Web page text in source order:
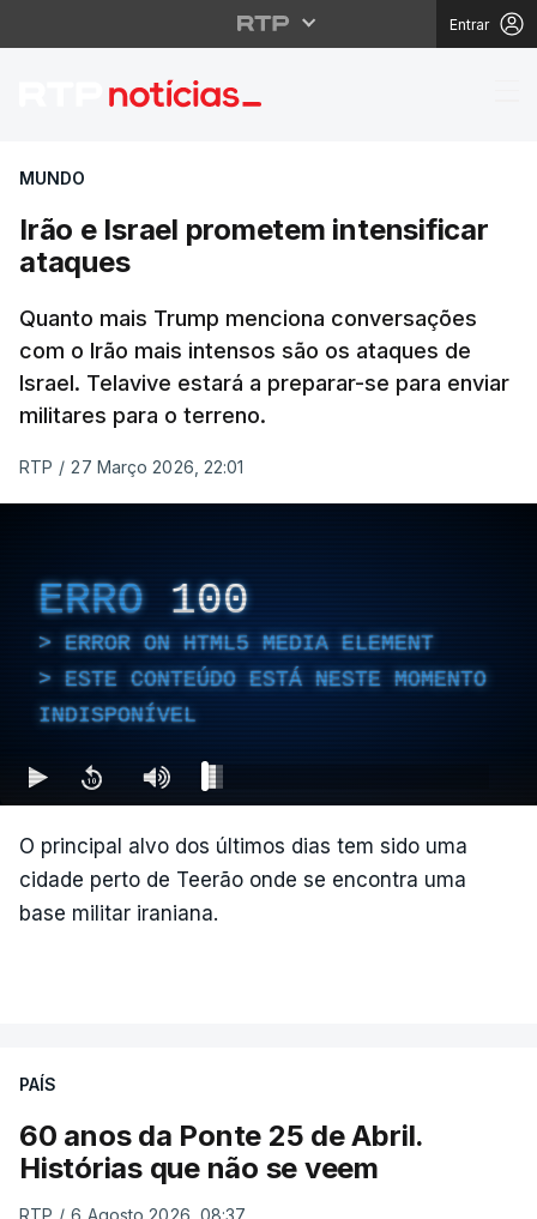
Entrar
Irão e Israel
MUNDO
Irão e Israel prometem intensificar
ataques
Quanto mais Trump menciona conversações
com o Irão mais intensos são os ataques de
Israel. Telavive estará a preparar-se para enviar
militares para o terreno.
RTP / 27 Março 2026, 22:01
ERRO 100
ERROR ON HTML5 MEDIA ELEMENT
ESTE CONTEÚDO ESTÁ NESTE MOMENTO
INDISPONÍVEL
O principal alvo dos últimos dias tem sido uma
cidade perto de Teerão onde se encontra uma
base militar iraniana.
PAÍS
60 anos da Ponte 25 de Abril.
Histórias que não se veem
RTP / 6 Agosto 2026, 08:37